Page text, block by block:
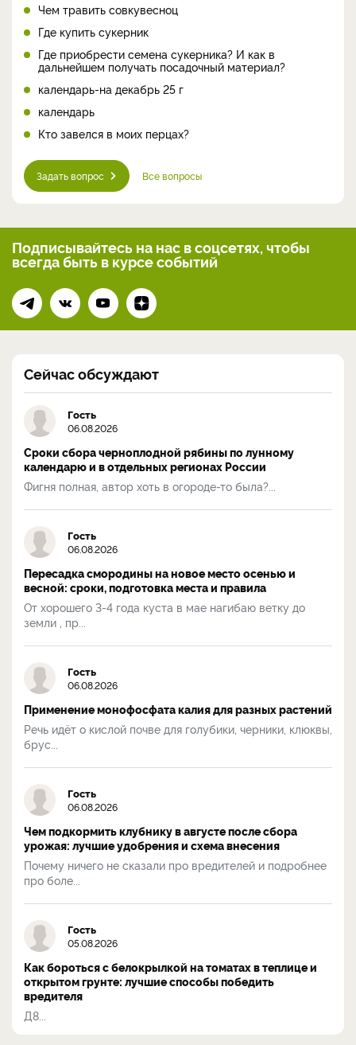
Чем травить совкувесноц
Где купить сукерник
Где приобрести семена сукерника? И как в
дальнейшем получать посадочный материал?
календарь-на декабрь 25 г
календарь
Кто завелся в моих перцах?
Задать вопрос Все вопросы
Подписывайтесь на нас в соцсетях, чтобы
всегдабыть в курсе событий
Сейчас обсуждают
Гость
06.08.2026
Сроки сбора черноплодной рябины по лунному
календарю и в отдельных регионах России
Фигня полная, автор хоть в огороде-то была?...
Гость
06.08.2026
Пересадка смородины на новое место осенью и
весной: сроки, подготовка места и правила
От хорошего 3-4 года куста в мае нагибаю ветку до
земли , пр...
Гость
06.08.2026
Применение монофосфата калия для разных растений
Речь идёт о кислой почве для голубики, черники, клюквы,
брус...
Гость
06.08.2026
Чем подкормить клубнику в августе после сбора
урожая: лучшие удобрения и схема внесения
Почему ничего не сказали про вредителей и подробнее
про боле...
Гость
05.08.2026
Как бороться с белокрылкой на томатах в теплице и
открытом грунте: лучшие способы победить
вредителя
Д8...